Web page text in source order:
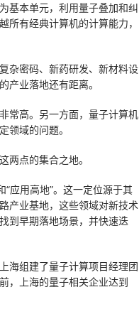
基本单元，利用量子叠加和纠
有经典计算机的计算能力，
杂密码、新药研发、新材料设
产业落地还有距离。
常高。另一方面，量子计算机
领域的问题。
两点的集合之地。
应用高地”。这一定位源于其
产业基地，这些领域对新技术
到早期落地场景，并快速迭
海组建了量子计算项目经理团
，上海的量子相关企业达到